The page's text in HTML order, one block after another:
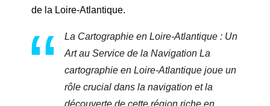
de la Loire-Atlantique.
La Cartographie en Loire-Atlantique : Un
Art au Service de la Navigation La
cartographie en Loire-Atlantique joue un
rôle crucial dans la navigation et la
découverte de cette région riche en